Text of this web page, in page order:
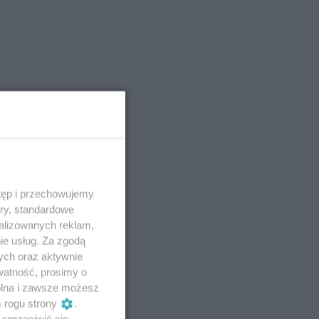
i przechowujemy
standardowe
reklam,
usług. Za zgodą
oraz aktywnie
prosimy o
i zawsze możesz
rogu strony
.